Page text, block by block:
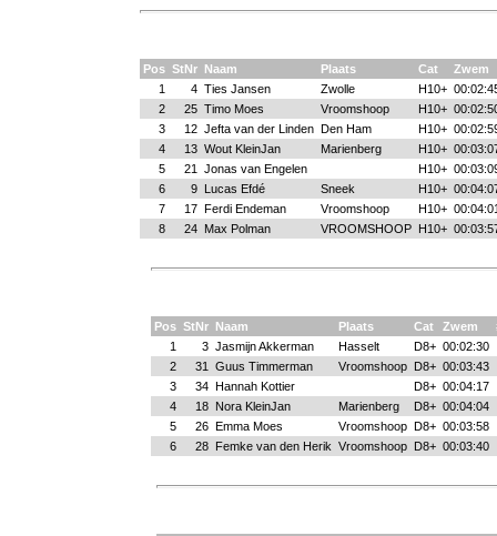
Pos StNr Naam Plaats Cat
Zwem
1
4 Ties Jansen Zwolle H10+
2
25 Timo Moes Vroomshoop H10+
3
12 Jefta van der Linden Den Ham H10+
4
13 Wout KleinJan Marienberg H10+
5
21 Jonas van Engelen H10+
6
9 Lucas Efdé Sneek H10+
7
17 Ferdi Endeman Vroomshoop H10+
8
24 Max Polman VROOMSHOOP H10+
Pos StNr Naam Plaats Cat Zwem
1
3 Jasmijn Akkerman Hasselt D8+ 00:02:30
2
31 Guus Timmerman Vroomshoop D8+ 00:03:43
3
34 Hannah Kottier D8+ 00:04:17
4
18 Nora KleinJan Marienberg D8+ 00:04:04
5
26 Emma Moes Vroomshoop D8+ 00:03:58
6
28 Femke van den Herik Vroomshoop D8+ 00:03:40